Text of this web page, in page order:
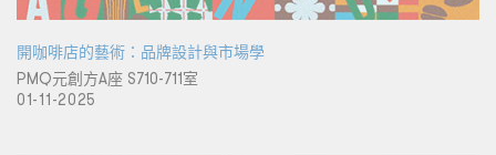
開咖啡店的藝術：品牌設計與市場學
PMQ元創方A座 S710-711室
01-11-2025